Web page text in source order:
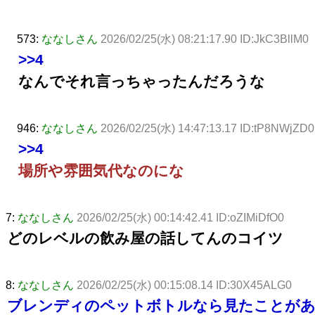
573: ななしさん 2026/02/25(水) 08:21:17.90 ID:JkC3BllM0
>>4
なんでそれ言っちゃったんだろうな
946: ななしさん 2026/02/25(水) 14:47:13.17 ID:tP8NWjZD0
>>4
場所や雰囲気代なのにな
7: ななしさん 2026/02/25(水) 00:14:42.41 ID:oZIMiDfO0
どのレベルの飲み屋の話してんのコイツ
8: ななしさん 2026/02/25(水) 00:15:08.14 ID:30X45ALG0
ブレンディのペットボトルなら見たことが